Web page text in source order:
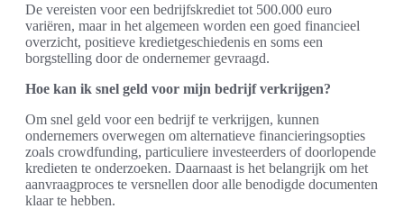
De vereisten voor een bedrijfskrediet tot 500.000 euro
variëren, maar in het algemeen worden een goed financieel
overzicht, positieve kredietgeschiedenis en soms een
borgstelling door de ondernemer gevraagd.
Hoe kan ik snel geld voor mijn bedrijf verkrijgen?
Om snel geld voor een bedrijf te verkrijgen, kunnen
ondernemers overwegen om alternatieve financieringsopties
zoals crowdfunding, particuliere investeerders of doorlopende
kredieten te onderzoeken. Daarnaast is het belangrijk om het
aanvraagproces te versnellen door alle benodigde documenten
klaar te hebben.